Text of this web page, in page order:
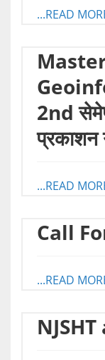
...READ
2nd
प्रकाशन
...READ
Call
...READ